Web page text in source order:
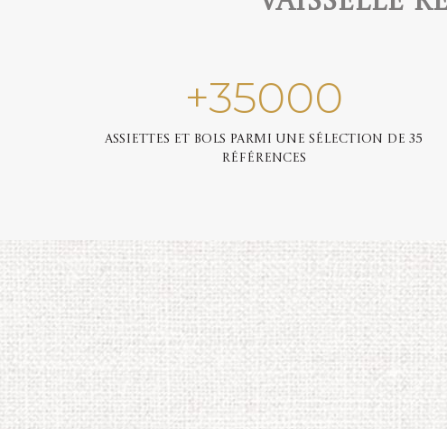
+35000
Assiettes et bols parmi une sélection de 35
références